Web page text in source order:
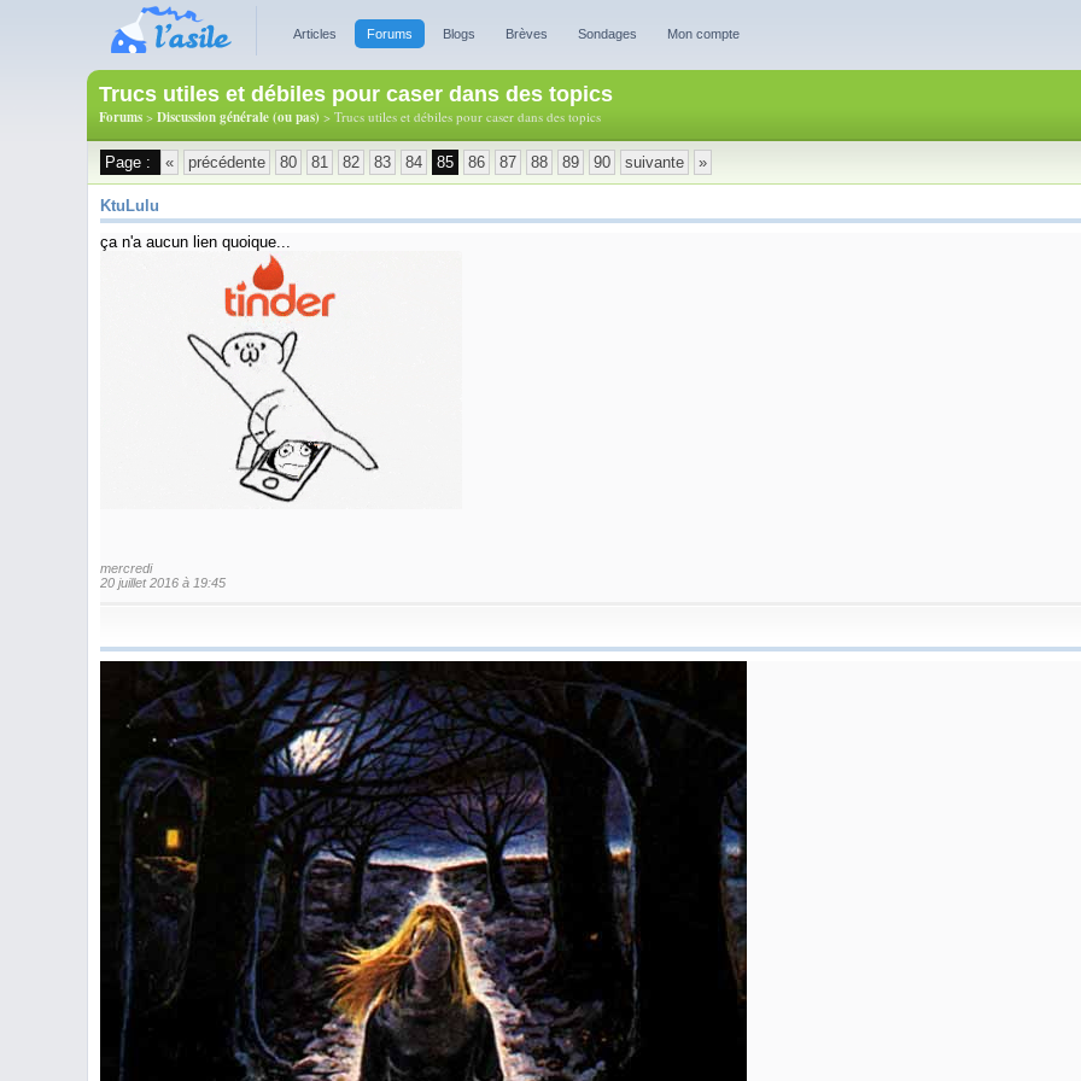
Articles Forums Blogs Brèves Sondages Mon compte
Trucs utiles et débiles pour caser dans des topics
Forums > Discussion générale (ou pas) > Trucs utiles et débiles pour caser dans des topics
Page : « précédente 80 81 82 83 84 85 86 87 88 89 90 suivante »
KtuLulu
ça n'a aucun lien quoique...
mercredi
20 juillet 2016 à 19:45